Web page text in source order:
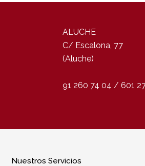
ALUCHE
C/ Escalona, 77
(Aluche)
91 260 74 04 / 601
Nuestros Servicios